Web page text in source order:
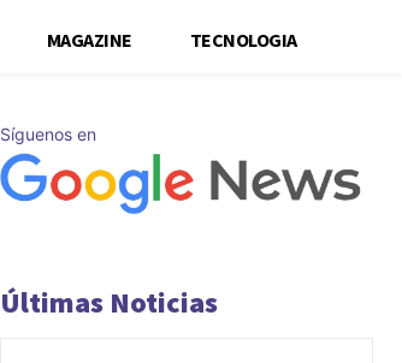
MAGAZINE TECNOLOGIA
Síguenos en
Últimas Noticias